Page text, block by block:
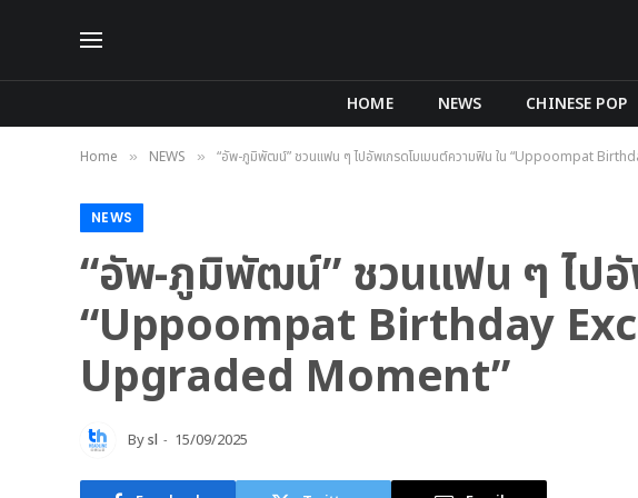
HOME NEWS CHINESE POP
Home » NEWS » “อัพ-ภูมิพัฒน์” ชวนแฟน ๆ ไปอัพเกรดโมเมนต์ความฟิน ใน “Uppoompat
NEWS
“อัพ-ภูมิพัฒน์” ชวนแฟน ๆ ไปอั
“Uppoompat Birthday
Upgraded Moment”
Bysl 15/09/2025